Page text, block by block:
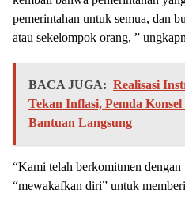
pemerintahan untuk semua, dan
atau sekelompok orang, ”
BACA JUGA: Realisasi
Tekan Inflasi, Pemda
Bantuan Langsung
“Kami telah berkomitmen dengan
“mewakafkan diri” untuk